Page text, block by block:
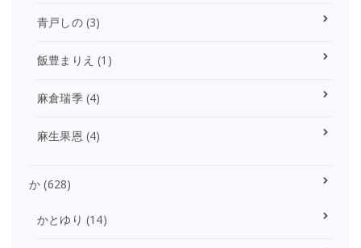
青戸しの(3)
飯豊まりえ (1)
麻倉瑞季(4)
麻生果恩 (4)
か (628)
かとゆり (14)